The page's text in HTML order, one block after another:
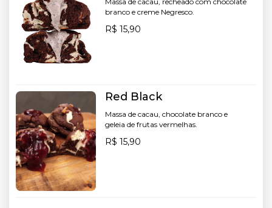
branco e creme Negresco.
R$ 15,90
Red Black
Massa de cacau, chocolate branco e
geleia de frutas vermelhas.
R$ 15,90